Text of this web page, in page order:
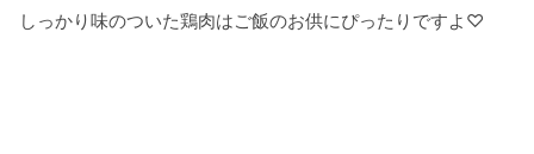
しっかり味のついた鶏肉はご飯のお供にぴったりですよ♡